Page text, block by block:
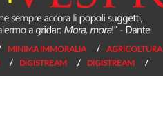
MINIMA IMMORALIA AGRICOLTURA
DIGISTREAM DIGISTREAM